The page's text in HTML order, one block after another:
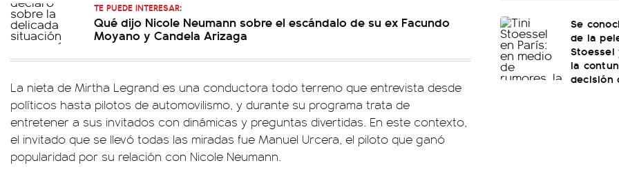
TE PUEDE INTERESAR:
Qué dijo Nicole Neumann sobre el escándalo de su ex Facundo
Moyano y Candela Arizaga
La nieta de Mirtha Legrand es una conductora todo terreno que entrevista desde
políticos hasta pilotos de automovilismo, y durante su programa trata de
entretener a sus invitados con dinámicas y preguntas divertidas. En este contexto,
el invitado que se llevó todas las miradas fue Manuel Urcera, el piloto que ganó
popularidad por su relación con Nicole Neumann.
Se
de la
Stoessel
la
decisión